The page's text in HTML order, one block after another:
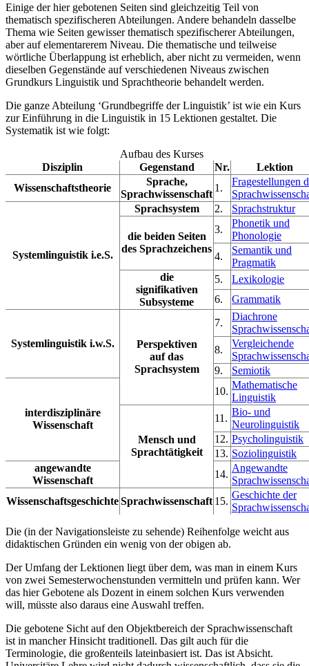
Einige der hier gebotenen Seiten sind gleichzeitig Teil von
thematisch spezifischeren Abteilungen. Andere behandeln dasselbe
Thema wie Seiten gewisser thematisch spezifischerer Abteilungen,
aber auf elementarerem Niveau. Die thematische und teilweise
wörtliche Überlappung ist erheblich, aber nicht zu vermeiden, wenn
dieselben Gegenstände auf verschiedenen Niveaus zwischen
Grundkurs Linguistik und Sprachtheorie behandelt werden.
Die ganze Abteilung ‘Grundbegriffe der Linguistik’ ist wie ein Kurs
zur Einführung in die Linguistik in 15 Lektionen gestaltet. Die
Systematik ist wie folgt:
Aufbau des Kurses
Disziplin
Gegenstand Nr.
Lektion
Wissenschaftstheorie
Sprache,
Sprachwissenschaft
1.
Fragestellungen
Systemlinguistik i.e.S.
Sprachsystem 2. Sprachstruktur
die beiden Seiten
des Sprachzeichens
3.
Phonetik und
Phonologie
4.
Semantik und
Pragmatik
die
signifikativen
Subsysteme
5.
Lexikologie
6.
Grammatik
Systemlinguistik i.w.S.
Perspektiven
auf das
Sprachsystem
7.
Diachrone
8.
Vergleichende
9.
Semiotik
interdisziplinäre
Wissenschaft
10.
Mathematische
Linguistik
Mensch und
Sprachtätigkeit
11.
Bio- und
Neurolinguistik
12. Psycholinguistik
13. Soziolinguistik
angewandte
Wissenschaft
14.
Angewandte
WissenschaftsgeschichteSprachwissenschaft 15.
Geschichte der
Die (in der Navigationsleiste zu sehende) Reihenfolge weicht aus
didaktischen Gründen ein wenig von der obigen ab.
Der Umfang der Lektionen liegt über dem, was man in einem Kurs
von zwei Semesterwochenstunden vermitteln und prüfen kann. Wer
das hier Gebotene als Dozent in einem solchen Kurs verwenden
will, müsste also daraus eine Auswahl treffen.
Die gebotene Sicht auf den Objektbereich der Sprachwissenschaft
ist in mancher Hinsicht traditionell. Das gilt auch für die
Terminologie, die großenteils lateinbasiert ist. Das ist Absicht.